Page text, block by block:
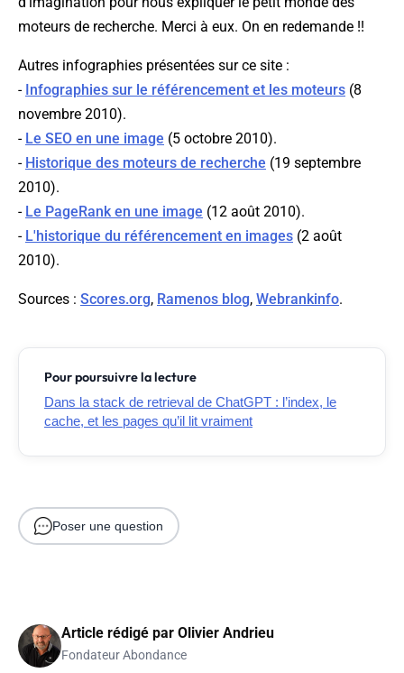
moteurs de recherche. Merci à eux. On en redemande !!
Autres infographies présentées sur ce site :
- Infographies sur le référencement et les moteurs (8
novembre 2010).
- Le SEO en une image (5 octobre 2010).
- Historique des moteurs de recherche (19 septembre
2010).
- Le PageRank en une image (12 août 2010).
- L'historique du référencement en images (2 août
2010).
Sources : Scores.org, Ramenos blog, Webrankinfo.
Pour poursuivre la lecture
Dans la stack de retrieval de ChatGPT : l’index, le
cache, et les pages qu’il lit vraiment
Poser une question
Article rédigé par Olivier Andrieu
Fondateur Abondance